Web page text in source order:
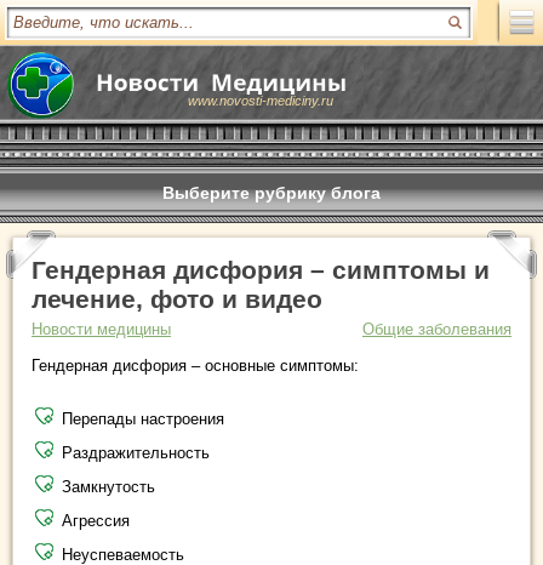
www.novosti-mediciny.ru
Выберите рубрику блога
Гендерная дисфория – симптомы и
лечение, фото и видео
Новости медицины
Общие заболевания
Гендерная дисфория – основные симптомы:
Перепады настроения
Раздражительность
Замкнутость
Агрессия
Неуспеваемость